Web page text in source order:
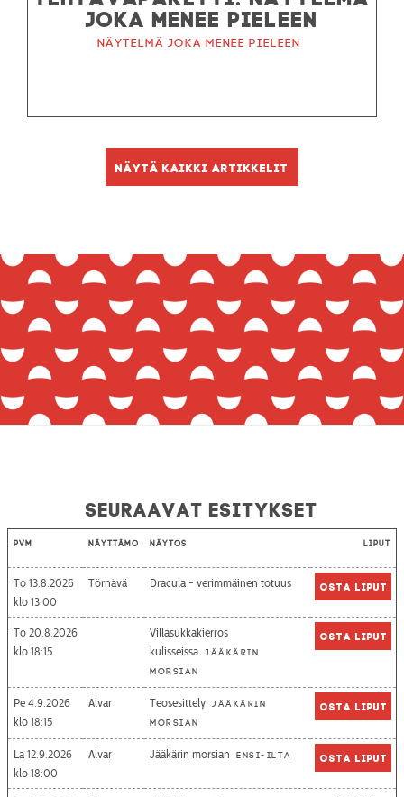
JOKA MENEE PIELEEN
Näytelmä joka menee pieleen
Näytä kaikki artikkelit
Seuraavat esitykset
Pvm Näyttämö Näytös Liput
To 13.8.2026
13:00
Törnävä Dracula - verimmäinen totuus Osta liput
To 20.8.2026
18:15
Villasukkakierros
kulisseissa Jääkärin
morsian
Osta liput
Pe 4.9.2026
18:15
Alvar Teosesittely Jääkärin
morsian
Osta liput
La 12.9.2026
18:00
Alvar Jääkärin morsian Ensi-ilta Osta liput